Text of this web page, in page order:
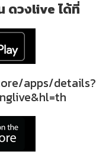
ดวงlive ได้ที่
apps/details?